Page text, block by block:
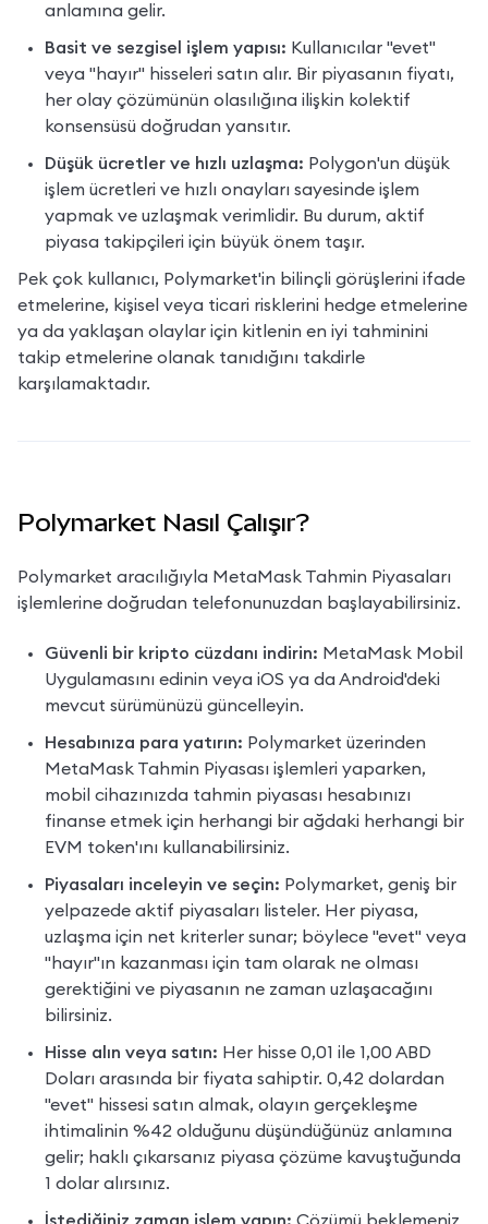
anlamına gelir.
Basit ve sezgisel işlem yapısı: Kullanıcılar "evet"
veya "hayır" hisseleri satın alır. Bir piyasanın fiyatı,
her olay çözümünün olasılığına ilişkin kolektif
konsensüsü doğrudan yansıtır.
Düşük ücretler ve hızlı uzlaşma: Polygon'un düşük
işlem ücretleri ve hızlı onayları sayesinde işlem
yapmak ve uzlaşmak verimlidir. Bu durum, aktif
piyasa takipçileri için büyük önem taşır.
Pek çok kullanıcı, Polymarket'in bilinçli görüşlerini ifade
etmelerine, kişisel veya ticari risklerini hedge etmelerine
ya da yaklaşan olaylar için kitlenin en iyi tahminini
takip etmelerine olanak tanıdığını takdirle
karşılamaktadır.
Polymarket Nasıl Çalışır?
Polymarket aracılığıyla MetaMask Tahmin Piyasaları
işlemlerine doğrudan telefonunuzdan başlayabilirsiniz.
Güvenli bir kripto cüzdanı indirin: MetaMask Mobil
Uygulamasını edinin veya iOS ya da Android'deki
mevcut sürümünüzü güncelleyin.
Hesabınıza para yatırın: Polymarket üzerinden
MetaMask Tahmin Piyasası işlemleri yaparken,
mobil cihazınızda tahmin piyasası hesabınızı
finanse etmek için herhangi bir ağdaki herhangi bir
EVM token'ını kullanabilirsiniz.
Piyasaları inceleyin ve seçin: Polymarket, geniş bir
yelpazede aktif piyasaları listeler. Her piyasa,
uzlaşma için net kriterler sunar; böylece "evet" veya
"hayır"ın kazanması için tam olarak ne olması
gerektiğini ve piyasanın ne zaman uzlaşacağını
bilirsiniz.
Hisse alın veya satın: Her hisse 0,01 ile 1,00 ABD
Doları arasında bir fiyata sahiptir. 0,42 dolardan
"evet" hissesi satın almak, olayın gerçekleşme
ihtimalinin %42 olduğunu düşündüğünüz anlamına
gelir; haklı çıkarsanız piyasa çözüme kavuştuğunda
1 dolar alırsınız.